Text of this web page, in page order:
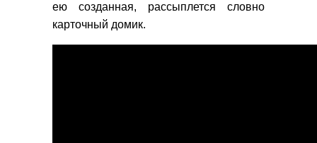
ею созданная, рассыплется словно
карточный домик.